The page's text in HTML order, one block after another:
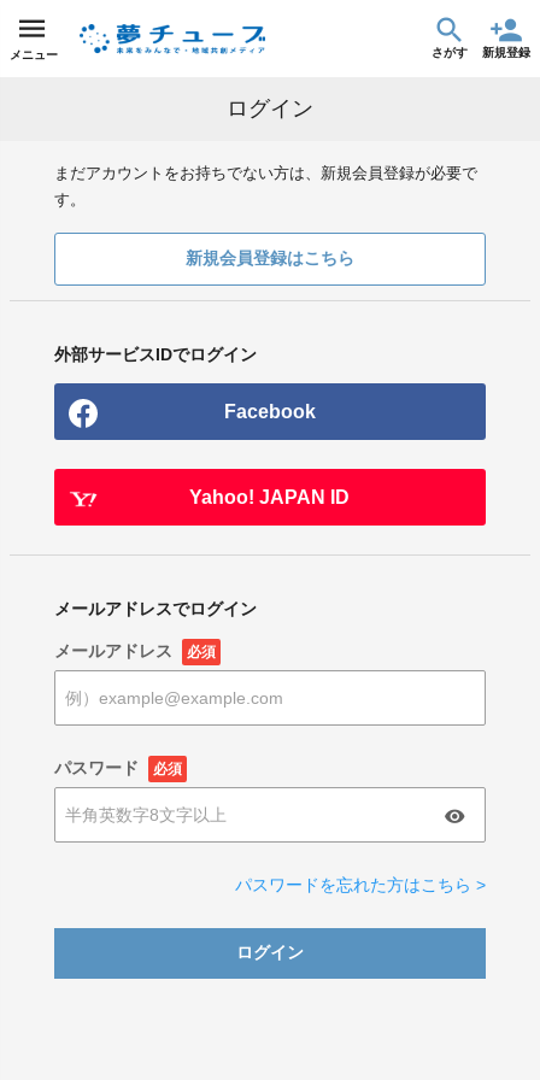
メニュー さがす 新規登録
ログイン
まだアカウントをお持ちでない方は、新規会員登録が必要で
す。
新規会員登録はこちら
外部サービスIDでログイン
Facebook
Yahoo! JAPAN ID
メールアドレスでログイン
メールアドレス 必須
パスワード 必須
パスワードを忘れた方はこちら >
ログイン